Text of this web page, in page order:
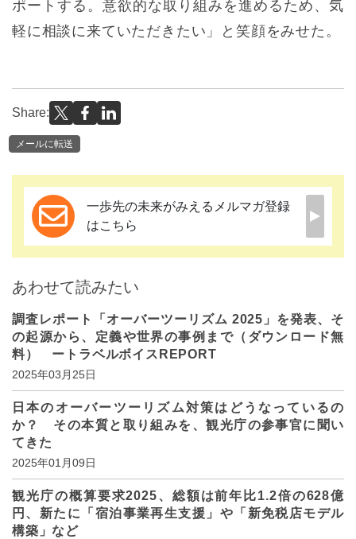
ポートする。意欲的な取り組みを進めるため、気
軽に相談に来ていただきたい」と笑顔をみせた。
Share:
メールに転送
一歩先の未来がみえるメルマガ登録
はこちら
あわせて読みたい
調査レポート「オーバーツーリズム 2025」を発表、そ
の起源から、定義や世界の事例まで（ダウンロード無
料） ートラベルボイスREPORT
2025年03月25日
日本のオーバーツーリズム対策はどうなっているの
か？ その本質と取り組みを、観光庁の参事官に聞い
てきた
2025年01月09日
観光庁の概算要求2025、総額は前年比1.2倍の628億
円、新たに「宿泊事業再生支援」や「新免税店モデル
構築」など